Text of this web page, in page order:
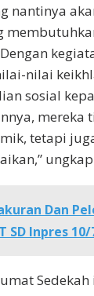
nantinya
nilai
sosial
mereka
tetapi
Dan
SD Inpres